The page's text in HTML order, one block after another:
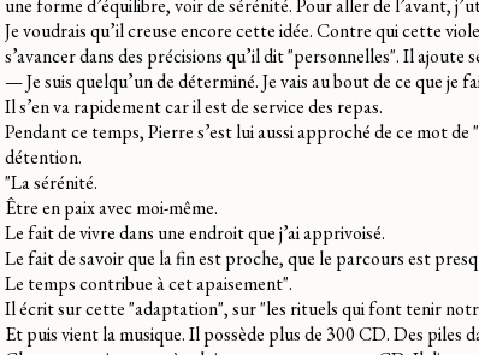
une forme d’équilibre, voir de sérénité. Pour aller de l’avant,
Je voudrais qu’il creuse encore cette idée. Contre qui cette
s’avancer dans des précisions qu’il dit "personnelles". Il ajoute
— Je suis quelqu’un de déterminé. Je vais au bout de ce que je
Il s’en va rapidement car il est de service des repas.
Pendant ce temps, Pierre s’est lui aussi approché de ce mot de
détention.
"La sérénité.
Être en paix avec moi-même.
Le fait de vivre dans une endroit que j’ai apprivoisé.
Le fait de savoir que la fin est proche, que le parcours est
Le temps contribue à cet apaisement".
Il écrit sur cette "adaptation", sur "les rituels qui font tenir
Et puis vient la musique. Il possède plus de 300 CD. Des piles